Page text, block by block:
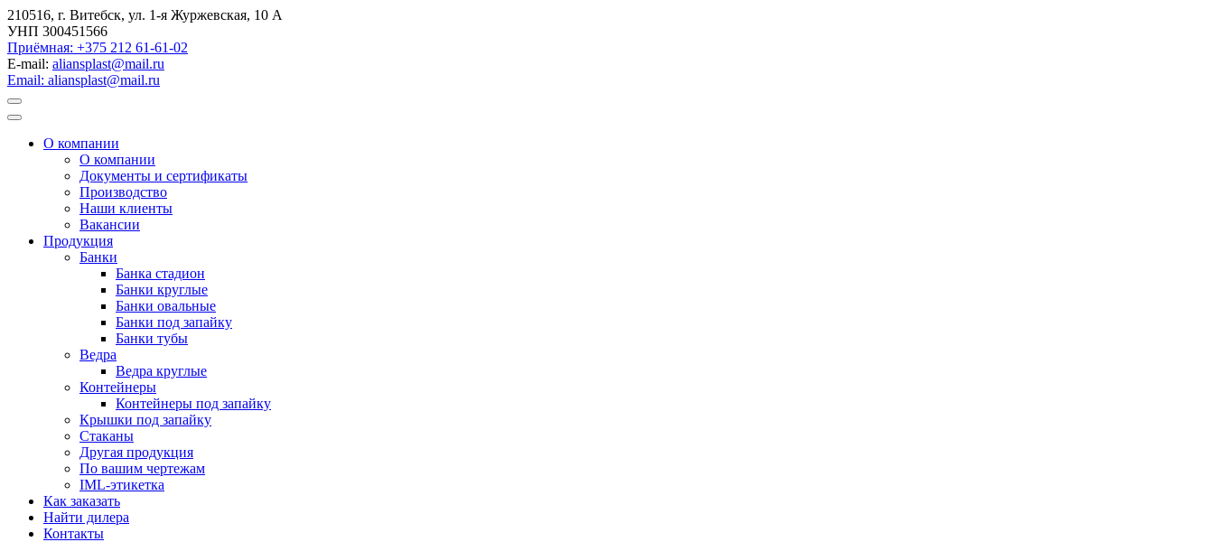
210516, г. Витебск, ул. 1-я Журжевская, 10 А
УНП 300451566
Приёмная: +375 212 61-61-02
E-mail: aliansplast@mail.ru
Email: aliansplast@mail.ru
О компании
О компании
Документы и сертификаты
Производство
Наши клиенты
Вакансии
Продукция
Банки
Банка стадион
Банки круглые
Банки овальные
Банки под запайку
Банки тубы
Ведра
Ведра круглые
Контейнеры
Контейнеры под запайку
Крышки под запайку
Стаканы
Другая продукция
По вашим чертежам
IML-этикетка
Как заказать
Найти дилера
Контакты